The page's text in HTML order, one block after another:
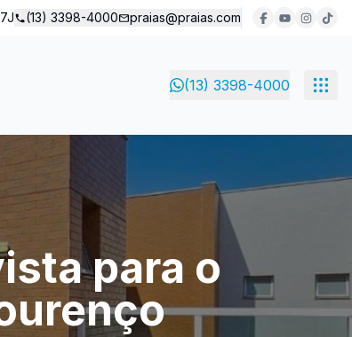
(13) 3398-4000 praias@praias.com
(13) 3398-4000
para o